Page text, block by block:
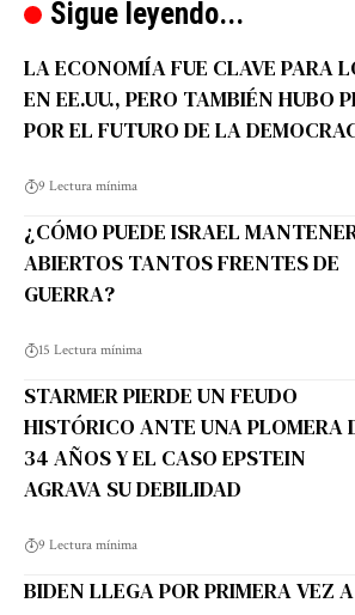
Sigue leyendo...
LA ECONOMÍA FUE CLAVE PARA
EN EE.UU., PERO TAMBIÉN HUBO
POR EL FUTURO DE LA
9 Lectura mínima
¿CÓMO PUEDE ISRAEL
ABIERTOS TANTOS FRENTES DE
GUERRA?
15 Lectura mínima
STARMER PIERDE UN FEUDO
HISTÓRICO ANTE UNA PLOMERA
34 AÑOS Y EL CASO EPSTEIN
AGRAVA SU DEBILIDAD
9 Lectura mínima
BIDEN LLEGA POR PRIMERA VEZ